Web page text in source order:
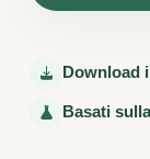
Download
Basati